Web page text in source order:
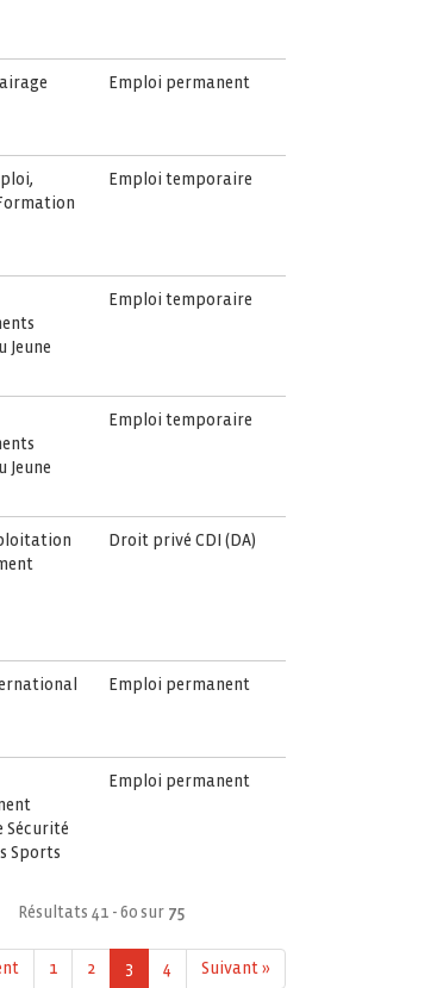
Emploi permanent
Emploi temporaire
Jeune
Emploi temporaire
Jeune
Emploi temporaire
Droit privé CDI (DA)
Emploi permanent
Sécurité
Sports
Emploi permanent
Résultats 41 - 60 sur 75
1 2 3 4 Suivant »